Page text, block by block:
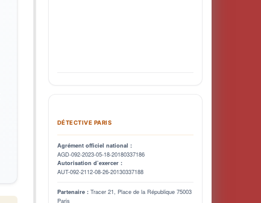
DÉTECTIVE PARIS
Agrément officiel national :
AGD-092-2023-05-18-20180337186
Autorisation d’exercer :
AUT-092-2112-08-26-20130337188
Partenaire :Tracer 21, Place de la République 75003
Paris